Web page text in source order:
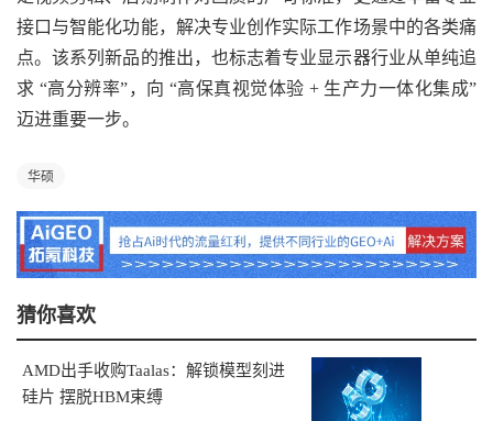
接口与智能化功能，解决专业创作实际工作场景中的各类痛
点。该系列新品的推出，也标志着专业显示器行业从单纯追
求 “高分辨率”，向 “高保真视觉体验 + 生产力一体化集成”
迈进重要一步。
华硕
猜你喜欢
AMD出手收购Taalas：解锁模型刻进
硅片 摆脱HBM束缚